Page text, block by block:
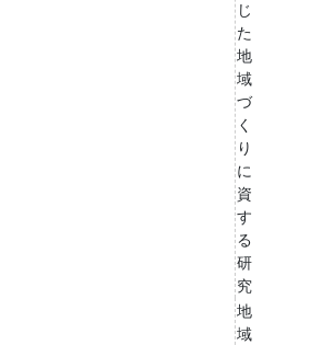
じ
た
地
域
づ
く
り
に
資
す
る
研
究
地
域